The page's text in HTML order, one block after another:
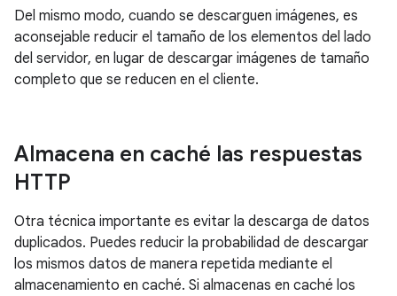
Del mismo modo, cuando se descarguen imágenes, es
aconsejable reducir el tamaño de los elementos del lado
del servidor, en lugar de descargar imágenes de tamaño
completo que se reducen en el cliente.
Almacena en caché las respuestas
HTTP
Otra técnica importante es evitar la descarga de datos
duplicados. Puedes reducir la probabilidad de descargar
los mismos datos de manera repetida mediante el
almacenamiento en caché. Si almacenas en caché los